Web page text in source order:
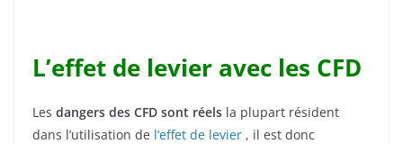
L’effet de levier avec les CFD
Les dangers des CFD sont réels la plupart résident
dans l’utilisation de l’effet de levier , il est donc